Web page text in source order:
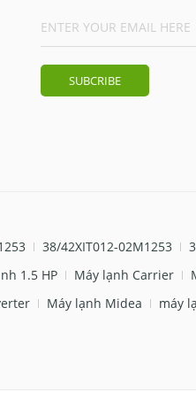
38/42XIT012-02M1253
1.5 HP Máy lạnh Carrier
Máy lạnh Midea
máy